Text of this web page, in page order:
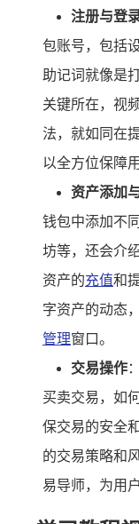
注册与登
包账号，包括
助记词就像是
关键所在，视
法，就如同在
以全方位保障
资产添加
钱包中添加不
坊等，还会介
资产的充值和
字资产的动态
管理窗口。
交易操作
买卖交易，如
保交易的安全
的交易策略和
易导师，为用